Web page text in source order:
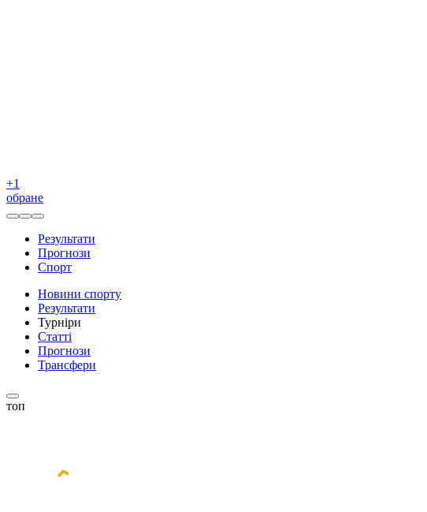
+1
обране
Результати
Прогнози
Спорт
Новини спорту
Результати
Турніри
Статті
Прогнози
Трансфери
топ